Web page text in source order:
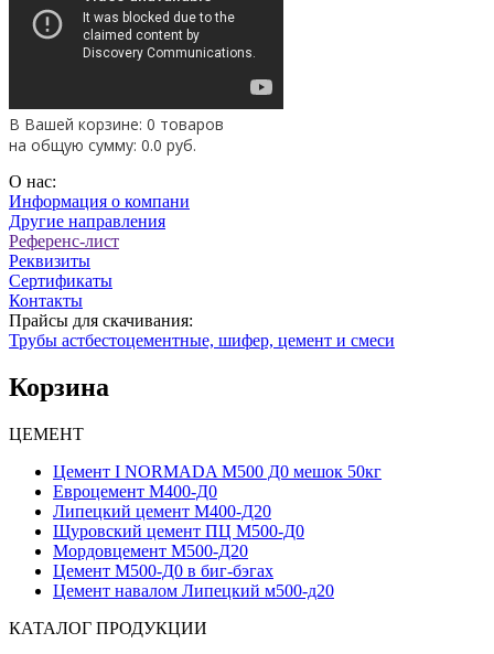
В Вашей корзине: 0 товаров
на общую сумму: 0.0 руб.
О нас:
Информация о компани
Другие направления
Референс-лист
Реквизиты
Сертификаты
Контакты
Прайсы для скачивания:
Трубы астбестоцементные, шифер, цемент и смеси
Корзина
ЦЕМЕНТ
Цемент I NORMADA М500 Д0 мешок 50кг
Евроцемент М400-Д0
Липецкий цемент М400-Д20
Щуровский цемент ПЦ М500-Д0
Мордовцемент М500-Д20
Цемент М500-Д0 в биг-бэгах
Цемент навалом Липецкий м500-д20
КАТАЛОГ ПРОДУКЦИИ